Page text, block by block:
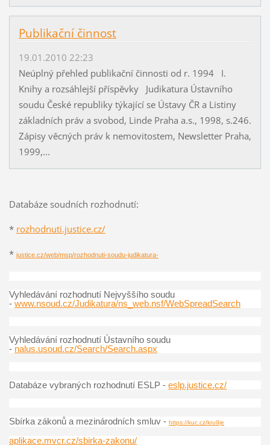
Publikační činnost
19.01.2010 22:23
Neúplný přehled publikační činnosti od r. 1994 I.
Knihy a rozsáhlejší příspěvky Judikatura Ústavního
soudu České republiky týkající se Ústavy ČR a Listiny
základních práv a svobod, Linde Praha a.s., 1998, s.246.
Zápisy věcných práv k nemovitostem, Newsletter Praha,
1999,...
Databáze soudních rozhodnutí:
* rozhodnuti.justice.cz/
* justice.cz/web/msp/rozhodnuti-soudu-judikatura-
Vyhledávání rozhodnutí Nejvyššího soudu
- www.nsoud.cz/Judikatura/ns_web.nsf/WebSpreadSearch
Vyhledávání rozhodnutí Ústavního soudu
- nalus.usoud.cz/Search/Search.aspx
Databáze vybraných rozhodnutí ESLP - eslp.justice.cz/
Sbírka zákonů a mezinárodních smluv - https://kuc.cz/kru9je
aplikace.mvcr.cz/sbirka-zakonu/